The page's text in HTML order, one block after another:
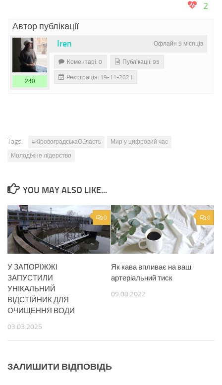
2
Автор публікації
Офлайн 9 місяців
Iren
240
Коментарі: 0 Публікації: 95
Реєстрація: 19-11-2021
Tags: #КіровоградськаОбласть
Мир у цифровий час
Молодіжне лідерство
YOU MAY ALSO LIKE...
0
У ЗАПОРІЖЖІ
ЗАПУСТИЛИ
УНІКАЛЬНИЙ
ВІДСТІЙНИК ДЛЯ
ОЧИЩЕННЯ ВОДИ
03.03.2025
0
Як кава впливає на ваш
артеріальний тиск
09.08.2022
ЗАЛИШИТИ ВІДПОВІДЬ